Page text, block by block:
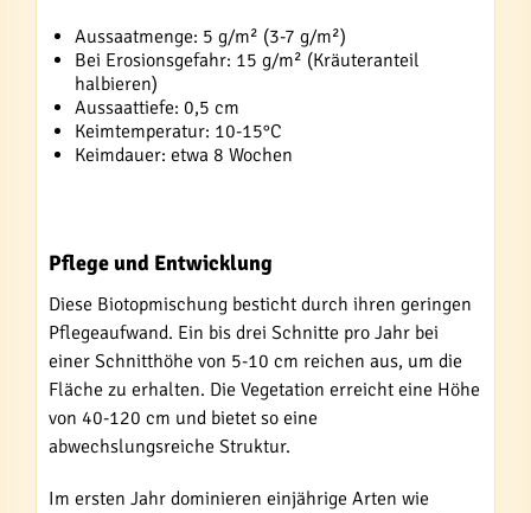
Aussaatmenge: 5 g/m² (3-7 g/m²)
Bei Erosionsgefahr: 15 g/m² (Kräuteranteil
halbieren)
Aussaattiefe: 0,5 cm
Keimtemperatur: 10-15°C
Keimdauer: etwa 8 Wochen
Pflege und Entwicklung
Diese Biotopmischung besticht durch ihren geringen
Pflegeaufwand. Ein bis drei Schnitte pro Jahr bei
einer Schnitthöhe von 5-10 cm reichen aus, um die
Fläche zu erhalten. Die Vegetation erreicht eine Höhe
von 40-120 cm und bietet so eine
abwechslungsreiche Struktur.
Im ersten Jahr dominieren einjährige Arten wie